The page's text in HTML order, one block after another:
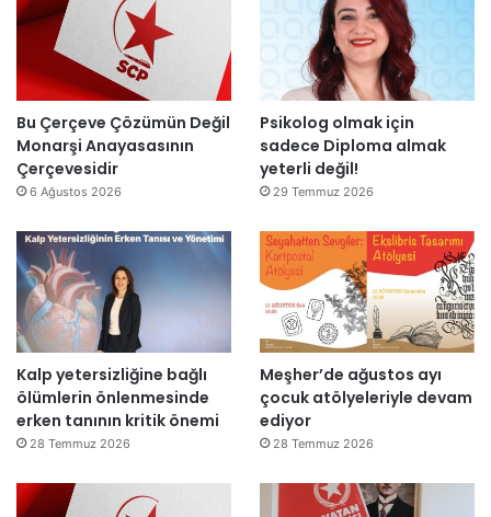
i
”
l
a
s
o
n
r
a
y
n
i
d
n
a
ç
ı
l
d
Bu Çerçeve Çözümün Değil
Monarşi Anayasasının
Çerçevesidir
6 Ağustos 2026
Psikolog olmak için
sadece Diploma almak
yeterli değil!
29 Temmuz 2026
Kalp yetersizliğine bağlı
ölümlerin önlenmesinde
erken tanının kritik önemi
28 Temmuz 2026
Meşher’de ağustos ayı
çocuk atölyeleriyle devam
ediyor
28 Temmuz 2026